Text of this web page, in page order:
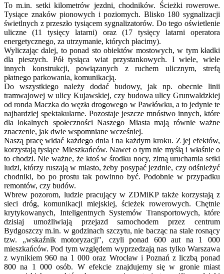
To m.in. setki kilometrów jezdni, chodników. Ścieżki rowerowe.
Tysiące znaków pionowych i poziomych. Blisko 180 sygnalizacji
świetlnych z przeszło tysiącem sygnalizatorów. Do tego oświetlenie
uliczne (11 tysięcy latarni) oraz (17 tysięcy latarni operatora
energetycznego, za utrzymanie, których płacimy).
Wyliczając dalej, to ponad sto obiektów mostowych, w tym kładki
dla pieszych. Pół tysiąca wiat przystankowych. I wiele, wiele
innych konstrukcji, powiązanych z ruchem ulicznym, strefą
płatnego parkowania, komunikacją.
Do wszystkiego należy dodać budowy, jak np. obecnie linii
tramwajowej w ulicy Kujawskiej, czy budowa ulicy Grunwaldzkiej
od ronda Maczka do węzła drogowego w Pawłówku, a to jedynie te
najbardziej spektakularne. Pozostaje jeszcze mnóstwo innych, które
dla lokalnych społeczności Naszego Miasta mają równie ważne
znaczenie, jak dwie wspomniane wcześniej.
Naszą pracę widać każdego dnia i na każdym kroku. Z jej efektów,
korzystają tysiące Mieszkańców. Nawet o tym nie myślą i właśnie o
to chodzi. Nie ważne, że ktoś w środku nocy, zimą uruchamia setki
ludzi, którzy ruszają w miasto, żeby posypać jezdnie, czy odśnieżyć
chodniki, bo po prostu tak powinno być. Podobnie w przypadku
remontów, czy budów.
Wbrew pozorom, ludzie pracujący w ZDMiKP także korzystają z
sieci dróg, komunikacji miejskiej, ścieżek rowerowych. Chętnie
krytykowanych, Inteligentnych Systemów Transportowych, które
dzisiaj umożliwiają przejazd samochodem przez centrum
Bydgoszczy m.in. w godzinach szczytu, nie bacząc na stale rosnący
tzw. „wskaźnik motoryzacji", czyli ponad 600 aut na 1 000
mieszkańców. Pod tym względem wyprzedzają nas tylko Warszawa
z wynikiem 960 na 1 000 oraz Wrocław i Poznań z liczbą ponad
800 na 1 000 osób. W efekcie znajdujemy się w gronie miast